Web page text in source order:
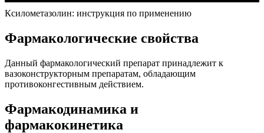
Ксилометазолин: инструкция по применению
Фармакологические свойства
Данный фармакологический препарат принадлежит к
вазоконструкторным препаратам, обладающим
противоконгестивным действием.
Фармакодинамика и
фармакокинетика